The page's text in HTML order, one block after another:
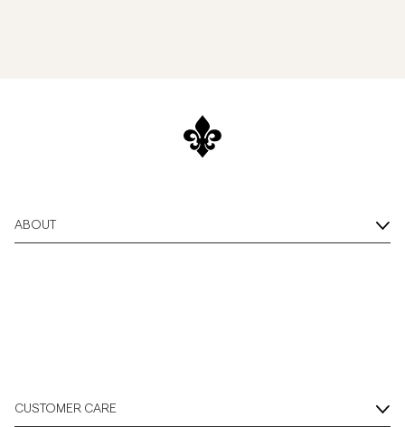
ABOUT
CUSTOMER CARE